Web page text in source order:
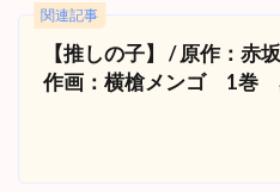
関連記事
【推しの子】 / 原作：赤坂
作画：横槍メンゴ 1巻